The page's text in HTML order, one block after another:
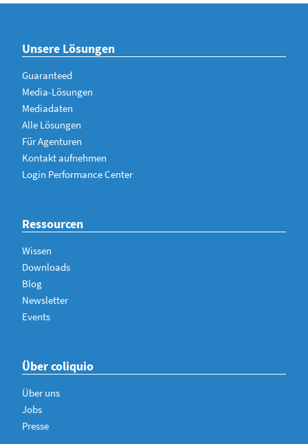
Unsere Lösungen
Guaranteed
Media-Lösungen
Mediadaten
Alle Lösungen
Für Agenturen
Kontakt aufnehmen
Login Performance Center
Ressourcen
Wissen
Downloads
Blog
Newsletter
Events
Über coliquio
Über uns
Jobs
Presse